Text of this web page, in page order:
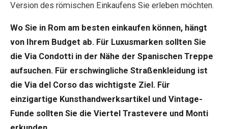
Version des römischen Einkaufens Sie erleben möchten.
Wo Sie in Rom am besten einkaufen können, hängt
von Ihrem Budget ab. Für Luxusmarken sollten Sie
die Via Condotti in der Nähe der Spanischen Treppe
aufsuchen. Für erschwingliche Straßenkleidung ist
die Via del Corso das wichtigste Ziel. Für
einzigartige Kunsthandwerksartikel und Vintage-
Funde sollten Sie die Viertel Trastevere und Monti